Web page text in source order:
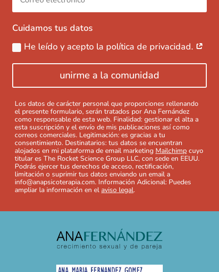
Cuidamos tus datos
He leído y acepto la política de privacidad.
unirme a la comunidad
Los datos de carácter personal que proporciones rellenando
el presente formulario, serán tratados por Ana Fernández
como responsable de esta web. Finalidad: gestionar el alta a
esta suscripción y el envío de mis publicaciones así como
correos comerciales. Legitimación: es gracias a tu
consentimiento. Destinatarios: tus datos se encuentran
alojados en mi plataforma de email marketing Mailchimp cuyo
titular es The Rocket Science Group LLC, con sede en EEUU.
Podrás ejercer tus derechos de acceso, rectificación,
limitación o suprimir tus datos enviando un email a
info@anapsicoterapia.com. Información Adicional: Puedes
ampliar la información en el aviso legal.